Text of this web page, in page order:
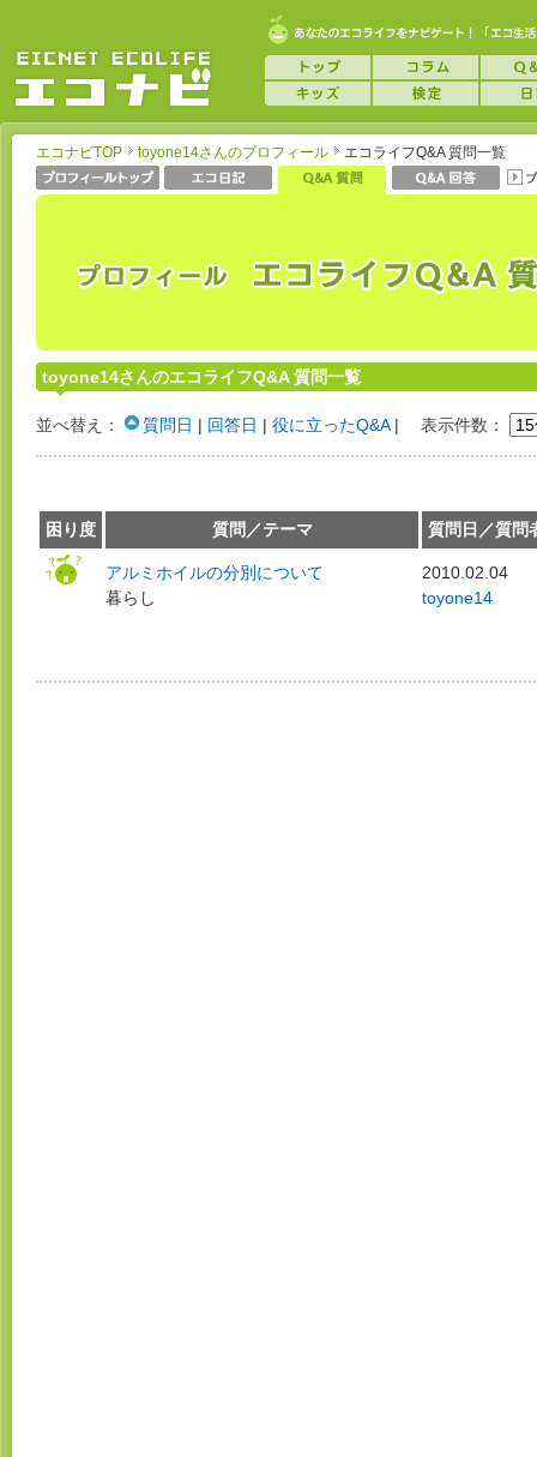
エコナビTOP toyone14さんのプロフィール エコライフQ&A 質問一覧
toyone14さんのエコライフQ&A 質問一覧
並べ替え： 質問日 | 回答日 | 役に立ったQ&A| 表示件数：
困り度 質問／テーマ 質問日／質問
アルミホイルの分別について
暮らし
2010.02.04
toyone14